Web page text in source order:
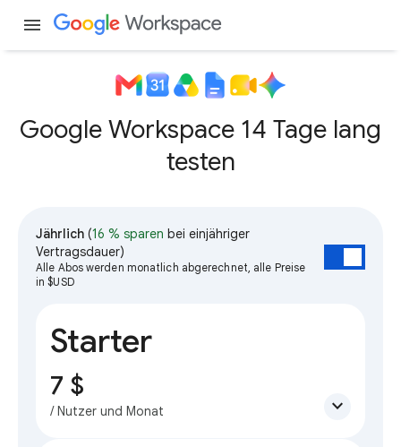
menu
Google Workspace 14 Tage lang
testen
Jährlich (16 % sparen bei einjähriger
Vertragsdauer)
Alle Abos werden monatlich abgerechnet, alle Preise
in $USD
Starter
7 $
/ Nutzer und Monat expand_more